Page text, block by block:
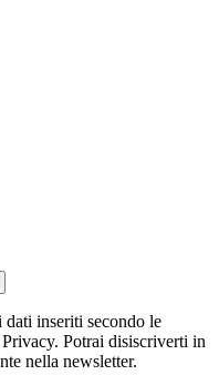
inseriti secondo le
Potrai disiscriverti in
nella newsletter.